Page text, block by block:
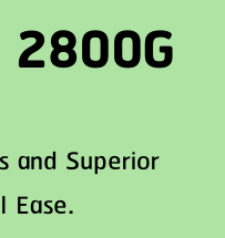
2800G
and Superior
Ease.